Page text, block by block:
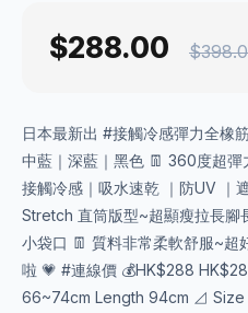
$288.00
日本最新出 #接觸冷感彈力全橡
中藍｜深藍｜黑色 👖 360度超
接觸冷感｜吸水速乾 ｜防UV ｜
Stretch 直筒版型~超顯瘦拉長腳
小袋口 👖 質料非常柔軟舒服~超
啦 💗 #連線價 💰HK$288
66~74cm Length 94cm ⊿